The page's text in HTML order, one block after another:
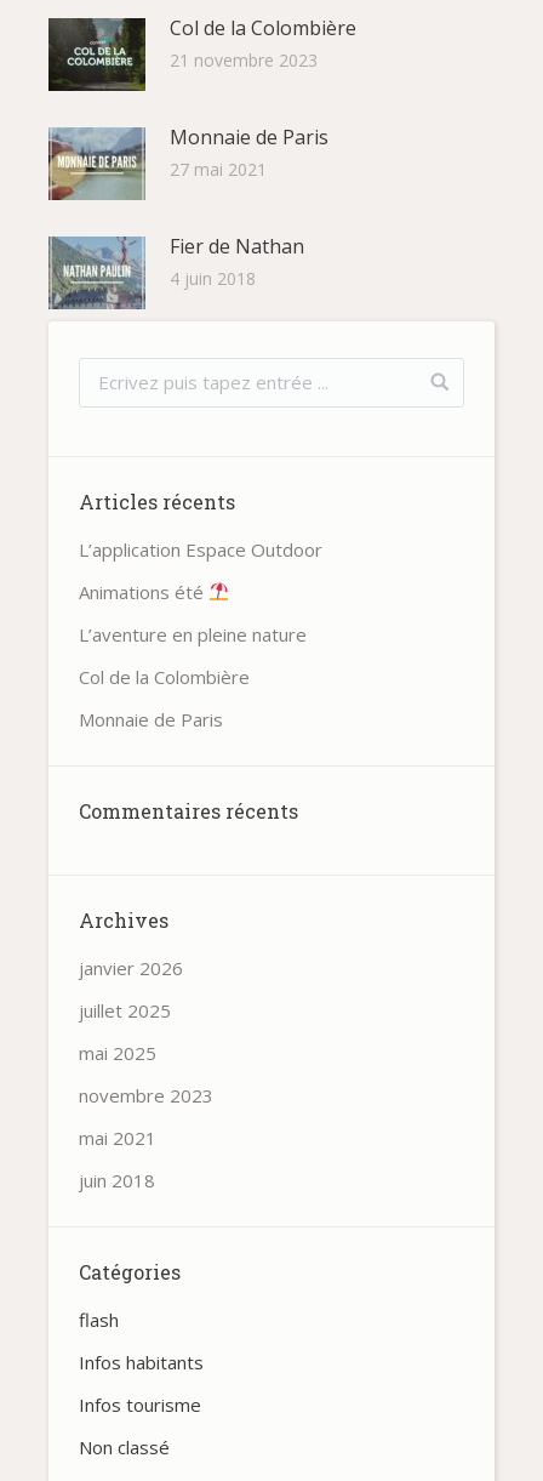
Col de la Colombière
21 novembre 2023
Monnaie de Paris
27 mai 2021
Fier de Nathan
4 juin 2018
Articles récents
L’application Espace Outdoor
Animations été
L’aventure en pleine nature
Col de la Colombière
Monnaie de Paris
Commentaires récents
Archives
janvier 2026
juillet 2025
mai 2025
novembre 2023
mai 2021
juin 2018
Catégories
flash
Infos habitants
Infos tourisme
Non classé